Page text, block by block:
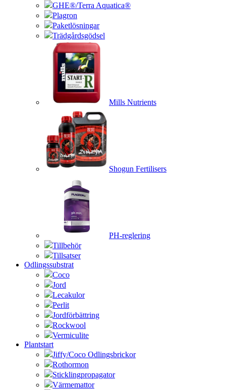
GHE®/Terra Aquatica®
Plagron
Paketlösningar
Trädgårdsgödsel
Mills Nutrients
Shogun Fertilisers
PH-reglering
Tillbehör
Tillsatser
Odlingssubstrat
Coco
Jord
Lecakulor
Perlit
Jordförbättring
Rockwool
Vermiculite
Plantstart
Jiffy/Coco Odlingsbrickor
Rothormon
Sticklingpropagator
Värmemattor